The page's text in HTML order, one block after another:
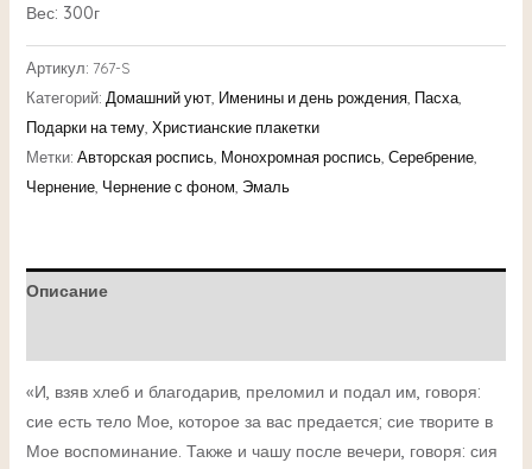
Вес: 300г
Артикул: 767-S
Категорий: Домашний уют, Именины и день рождения, Пасха,
Подарки на тему, Христианские плакетки
Метки: Авторская роспись, Монохромная роспись, Серебрение,
Чернение, Чернение с фоном Эмаль
Описание
«И, взяв хлеб и благодарив, преломил и подал им, говоря:
сие есть тело Мое, которое за вас предается; сие творите в
Мое воспоминание. Также и чашу после вечери, говоря: сия